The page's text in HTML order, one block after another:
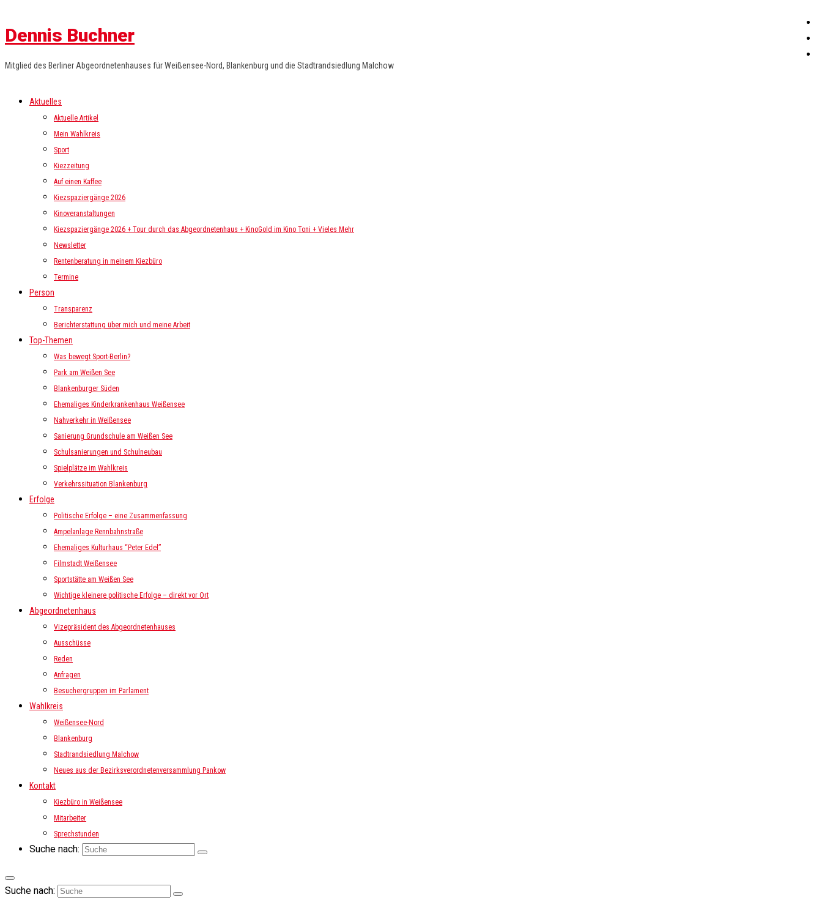
Dennis Buchner
Mitglied des Berliner Abgeordnetenhauses für Weißensee-Nord, Blankenburg und die Stadtrandsiedlung Malchow
Aktuelles
Aktuelle Artikel
Mein Wahlkreis
Sport
Kiezzeitung
Auf einen Kaffee
Kiezspaziergänge 2026
Kinoveranstaltungen
Kiezspaziergänge 2026 + Tour durch das Abgeordnetenhaus + KinoGold im Kino Toni + Vieles Mehr
Newsletter
Rentenberatung in meinem Kiezbüro
Termine
Person
Transparenz
Berichterstattung über mich und meine Arbeit
Top-Themen
Was bewegt Sport-Berlin?
Park am Weißen See
Blankenburger Süden
Ehemaliges Kinderkrankenhaus Weißensee
Nahverkehr in Weißensee
Sanierung Grundschule am Weißen See
Schulsanierungen und Schulneubau
Spielplätze im Wahlkreis
Verkehrssituation Blankenburg
Erfolge
Politische Erfolge – eine Zusammenfassung
Ampelanlage Rennbahnstraße
Ehemaliges Kulturhaus “Peter Edel”
Filmstadt Weißensee
Sportstätte am Weißen See
Wichtige kleinere politische Erfolge – direkt vor Ort
Abgeordnetenhaus
Vizepräsident des Abgeordnetenhauses
Ausschüsse
Reden
Anfragen
Besuchergruppen im Parlament
Wahlkreis
Weißensee-Nord
Blankenburg
Stadtrandsiedlung Malchow
Neues aus der Bezirksverordnetenversammlung Pankow
Kontakt
Kiezbüro in Weißensee
Mitarbeiter
Sprechstunden
Suche nach:
Suche nach: